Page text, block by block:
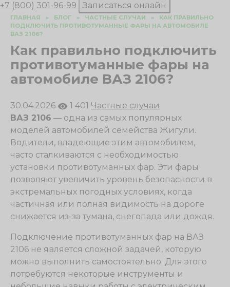
+7 (800) 301-96-99 Записаться онлайн
ГЛАВНАЯ » БЛОГ » ЧАСТНЫЕ СЛУЧАИ »
КАК ПРАВИЛЬНО
ПОДКЛЮЧИТЬ ПРОТИВОТУМАННЫЕ ФАРЫ НА АВТОМОБИЛЕ
ВАЗ 2106?
Как правильно подключить
противотуманные фары на
автомобиле ВАЗ 2106?
30.04.2026 1 401 Частные случаи
ВАЗ 2106 — одна из самых популярных
моделей автомобилей семейства Жигули.
Водители, владеющие этим автомобилем,
часто сталкиваются с необходимостью
установки противотуманных фар. Эти фары
позволяют увеличить уровень безопасности в
экстремальных погодных условиях, когда
частичная или полная видимость на дороге
снижается из-за тумана, снегопада или дождя.
Подключение противотуманных фар на ВАЗ
2106 не является сложной задачей, которую
можно выполнить самостоятельно. Для этого
потребуются некоторые инструменты и